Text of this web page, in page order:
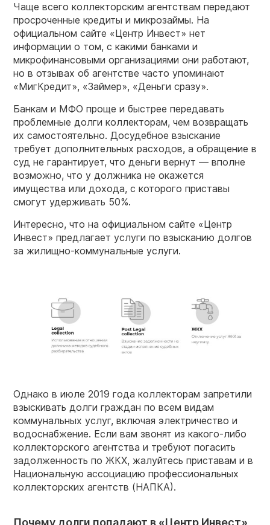
Чаще всего коллекторским агентствам передают
просроченные кредиты и микрозаймы. На
официальном сайте «Центр Инвест» нет
информации о том, с какими банками и
микрофинансовыми организациями они работают,
но в отзывах об агентстве часто упоминают
«МигКредит», «Займер», «Деньги сразу».
Банкам и МФО проще и быстрее передавать
проблемные долги коллекторам, чем возвращать
их самостоятельно. Досудебное взыскание
требует дополнительных расходов, а обращение в
суд не гарантирует, что деньги вернут — вполне
возможно, что у должника не окажется
имущества или дохода, с которого приставы
смогут удерживать 50%.
Интересно, что на официальном сайте «Центр
Инвест» предлагает услуги по взысканию долгов
за жилищно-коммунальные услуги.
Однако в июле 2019 года коллекторам запретили
взыскивать долги граждан по всем видам
коммунальных услуг, включая электричество и
водоснабжение. Если вам звонят из какого-либо
коллекторского агентства и требуют погасить
задолженность по ЖКХ, жалуйтесь приставам и в
Национальную ассоциацию профессиональных
коллекторских агентств (НАПКА).
Почему долги попадают в «Центр Инвест»